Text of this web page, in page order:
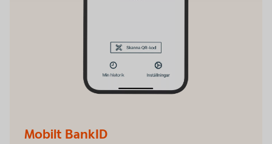
Mobilt BankID